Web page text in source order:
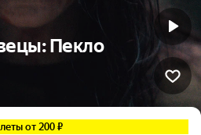
Пекло
от 200 ₽